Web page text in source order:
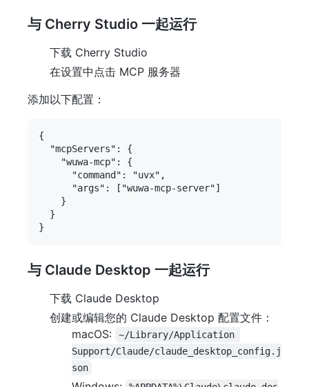
与 Cherry Studio 一起运行
下载 Cherry Studio
在设置中点击 MCP 服务器
添加以下配置：
{
  "mcpServers": {
    "wuwa-mcp": {
      "command": "uvx",
      "args": ["wuwa-mcp-server"]
    }
  }
与 Claude Desktop 一起运行
下载 Claude Desktop
创建或编辑您的 Claude Desktop 配置文件：
macOS:
~/Library/Application
Support/Claude/claude_desktop_config.j
son